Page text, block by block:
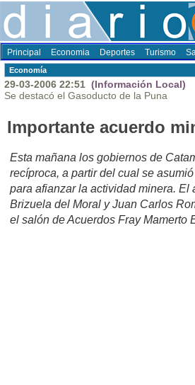
Principal Economia Deportes Turismo
Economí­a
29-03-2006 22:51 (Información Local)
Se destacó el Gasoducto de la Puna
Importante acuerdo
Esta mañana los gobiernos de
recíproca, a partir del cual se
para afianzar la actividad minera.
Brizuela del Moral y Juan Carlos
el salón de Acuerdos Fray Mamerto